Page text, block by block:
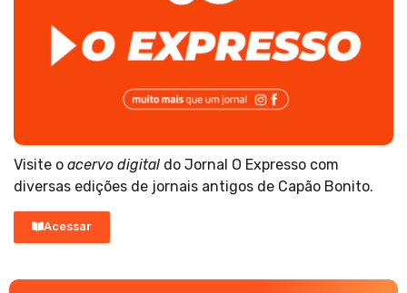
Visite o acervo digital do Jornal O Expresso com
diversas edições de jornais antigos de Capão Bonito.
Acessar